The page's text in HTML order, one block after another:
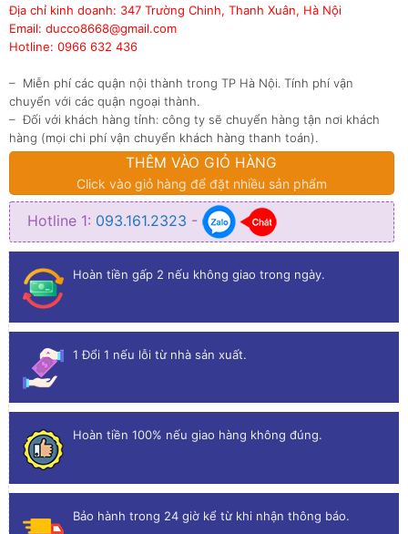
Địa chỉ kinh doanh: 347 Trường Chinh, Thanh Xuân, Hà Nội
Email: ducco8668@gmail.com
Hotline: 0966 632 436
– Miễn phí các quận nội thành trong TP Hà Nội. Tính phí vận
chuyển với các quận ngoại thành.
– Đối với khách hàng tỉnh: công ty sẽ chuyển hàng tận nơi khách
hàng (mọi chi phí vận chuyển khách hàng thanh toán).
THÊM VÀO GIỎ HÀNG
Click vào giỏ hàng để đặt nhiều sản phẩm
Hotline 1: 093.161.2323 -
Hoàn tiền gấp 2 nếu không giao trong ngày.
1 Đổi 1 nếu lỗi từ nhà sản xuất.
Hoàn tiền 100% nếu giao hàng không đúng.
Bảo hành trong 24 giờ kể từ khi nhận thông báo.